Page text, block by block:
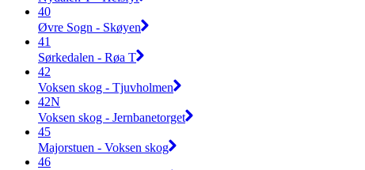
40
Øvre Sogn - Skøyen
41
Sørkedalen - Røa T
42
Voksen skog - Tjuvholmen
42N
Voksen skog - Jernbanetorget
45
Majorstuen - Voksen skog
46